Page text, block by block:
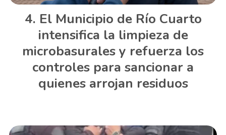
El Municipio de Río Cuarto
intensifica la limpieza de
microbasurales y refuerza los
controles para sancionar a
quienes arrojan residuos